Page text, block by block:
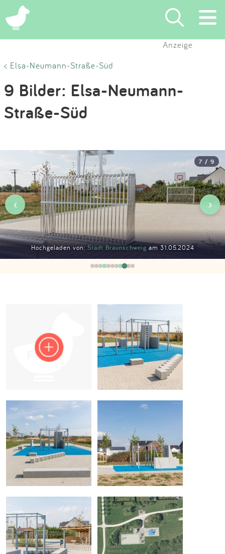
×
Suchen
Eintragen
Blog
Partner
Kontakt
Impressum
Anmelden
Anzeige
< Elsa-Neumann-Straße-Süd
9 Bilder: Elsa-Neumann-
Straße-Süd
Hochgeladen von:Stadt Braunschweig am 31.05.2024
7 / 9
‹ ›